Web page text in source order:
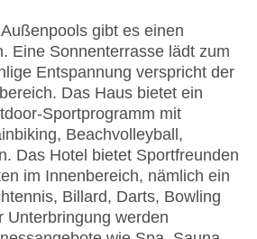
gibt es einen
Eine Sonnenterrasse lädt zum
Entspannung verspricht der
Das Haus bietet ein
Sportprogramm mit
Beachvolleyball,
Das Hotel bietet Sportfreunden
im Innenbereich, nämlich ein
Billard, Darts, Bowling
Unterbringung werden